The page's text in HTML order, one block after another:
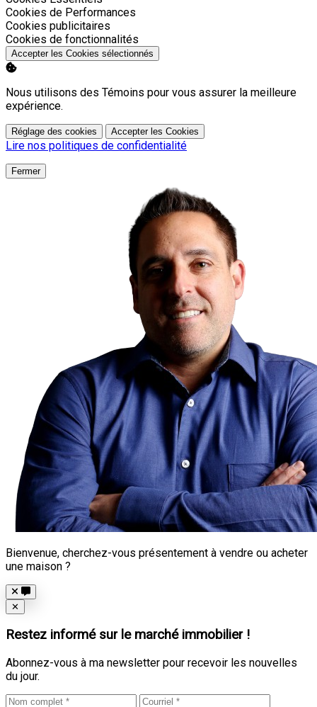
Activer
Cookies de Performances
Activer
Cookies publicitaires
Activer
Cookies de fonctionnalités
Accepter les Cookies sélectionnés
Nous utilisons des Témoins pour vous assurer la meilleure
expérience.
Réglage des cookies Accepter les Cookies
Lire nos politiques de confidentialité
Fermer
Bienvenue, cherchez-vous présentement à vendre ou acheter
une maison ?
Close
✕
Restez informé sur le marché immobilier !
Abonnez-vous à ma newsletter pour recevoir les nouvelles
du jour.